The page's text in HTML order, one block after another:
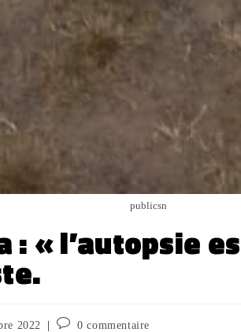
publicsn
: « l’autopsie
2022 0 commentaire